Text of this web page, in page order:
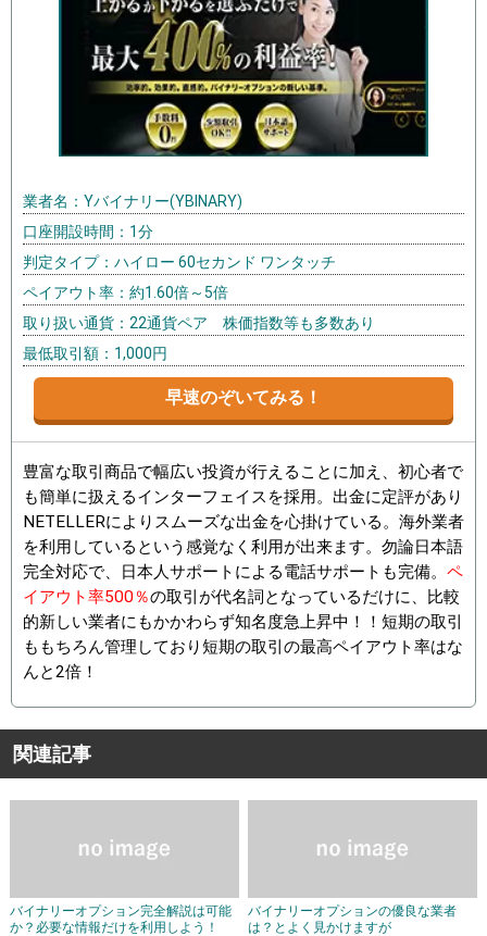
業者名：Yバイナリー(YBINARY)
口座開設時間：1分
判定タイプ：ハイロー 60セカンド ワンタッチ
ペイアウト率：約1.60倍～5倍
取り扱い通貨：22通貨ペア 株価指数等も多数あり
最低取引額：1,000円
早速のぞいてみる！
豊富な取引商品で幅広い投資が行えることに加え、初心者で
も簡単に扱えるインターフェイスを採用。出金に定評があり
NETELLERによりスムーズな出金を心掛けている。海外業者
を利用しているという感覚なく利用が出来ます。勿論日本語
完全対応で、日本人サポートによる電話サポートも完備。 ペ
イアウト率500％の取引が代名詞となっているだけに、比較
的新しい業者にもかかわらず知名度急上昇中！！短期の取引
ももちろん管理しており短期の取引の最高ペイアウト率はな
んと2倍！
関連記事
バイナリーオプション完全解説は可能
か？必要な情報だけを利用しよう！
バイナリーオプションの優良な業者
は？とよく見かけますが